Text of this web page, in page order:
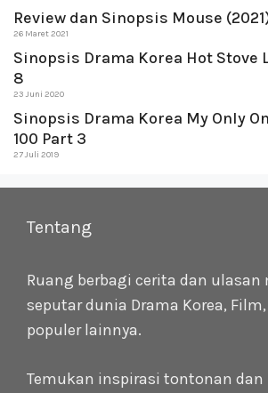
Review dan Sinopsis Mouse
26 Maret 2021
Sinopsis Drama Korea Hot Stove
8
23 Juni 2020
Sinopsis Drama Korea My Only
100 Part 3
27 Juli 2019
Tentang
Ruang berbagi cerita dan ulasan
seputar dunia Drama Korea,
populer lainnya.
Temukan inspirasi tontonan dan